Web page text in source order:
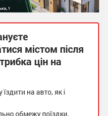
містом після
цін на
на авто, як і
обмежу поїздки.